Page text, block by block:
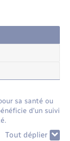
sa santé ou
d'un suivi
Tout déplier